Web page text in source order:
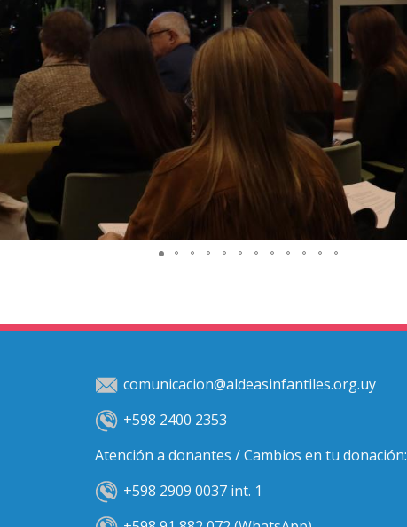
comunicacion@aldeasinfantiles.org.uy
+598 2400 2353
Atención a donantes / Cambios en tu donación:
+598 2909 0037 int. 1